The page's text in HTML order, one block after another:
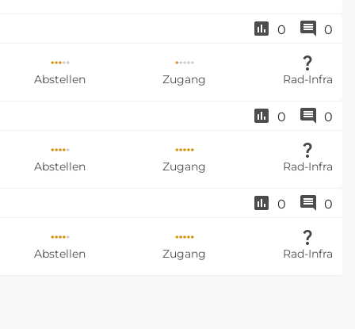
0 0
Abstellen
Zugang Rad-Infra
0 0
Abstellen
Zugang Rad-Infra
0 0
Abstellen
Zugang Rad-Infra